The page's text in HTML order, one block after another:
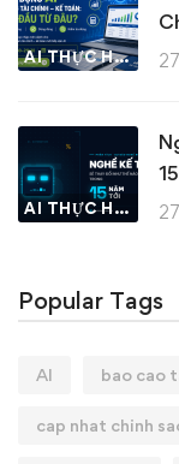
AI THỰC HÀNH
AI THỰC HÀNH
Popular Tags
AI bao cao
cap nhat chinh